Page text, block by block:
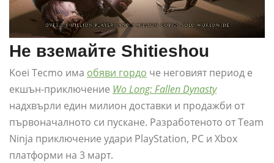
Не вземайте Shitieshou
Koei Tecmo има обяви гордо че неговият период е
екшън-приключение Wo Long: Fallen Dynasty
надхвърли един милион доставки и продажби от
първоначалното си пускане. Разработеното от Team
Ninja приключение удари PlayStation, PC и Xbox
платформи на 3 март.